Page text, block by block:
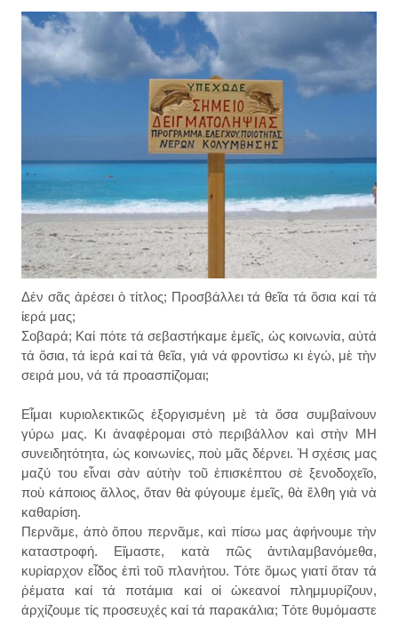
Δέν σᾶς ἀρέσει ὁ τίτλος; Προσβάλλει τά θεῖα τά ὅσια καί τά
ἱερά μας;
Σοβαρά; Καί πότε τά σεβαστήκαμε ἐμεῖς, ὡς κοινωνία, αὐτά
τά ὅσια, τά ἱερά καί τά θεῖα, γιά νά φροντίσω κι ἐγώ, μὲ τὴν
σειρά μου, νά τά προασπίζομαι;
Εἶμαι κυριολεκτικῶς ἐξοργισμένη μὲ τὰ ὅσα συμβαίνουν
γύρω μας. Κι ἀναφέρομαι στὸ περιβάλλον καὶ στὴν ΜΗ
συνειδητότητα, ὡς κοινωνίες, ποὺ μᾶς δέρνει. Ἡ σχέσις μας
μαζύ του εἶναι σὰν αὐτὴν τοῦ ἐπισκέπτου σὲ ξενοδοχεῖο,
ποὺ κάποιος ἄλλος, ὅταν θὰ φύγουμε ἐμεῖς, θὰ ἔλθη γιὰ νὰ
καθαρίση.
Περνᾶμε, ἀπὸ ὅπου περνᾶμε, καὶ πίσω μας ἀφήνουμε τὴν
καταστροφή. Εἴμαστε, κατὰ πῶς ἀντιλαμβανόμεθα,
κυρίαρχον εἶδος ἐπὶ τοῦ πλανήτου. Τότε ὅμως γιατί ὅταν τά
ῥέματα καί τά ποτάμια καί οἱ ὠκεανοί πλημμυρίζουν,
ἀρχίζουμε τίς προσευχές καί τά παρακάλια; Τότε θυμόμαστε